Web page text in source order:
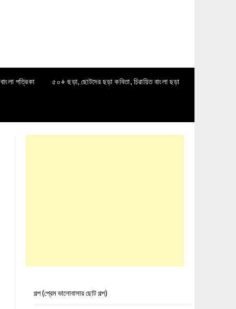
বাংলা পত্রিকা ৫০+ ছড়া, ছোটদের ছড়া কবিতা, চিরায়িত বাংলা ছড়া
গল্প (প্রেম ভালোবাসার ছোট গল্প)